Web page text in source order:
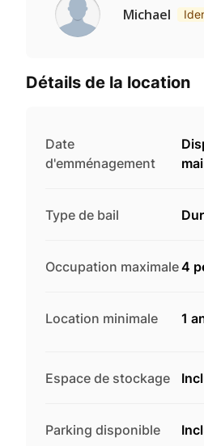
Michael
Détails de la location
Date
d'emménagement
Type de bail
Occupation maximale4
Location minimale 1
Espace de stockage
Parking disponible